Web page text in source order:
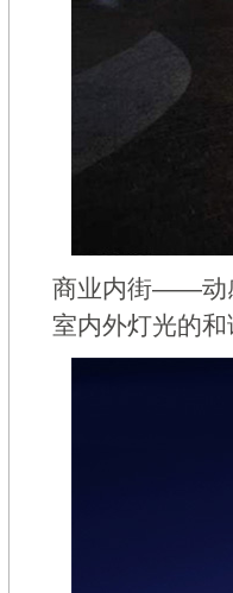
商业内街——动
室内外灯光的和